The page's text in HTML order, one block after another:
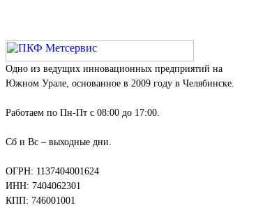
Одно из ведущих инновационных предприятий на
Южном Урале, основанное в 2009 году в Челябинске.
Работаем по Пн-Пт с 08:00 до 17:00.
Сб и Вс – выходные дни.
ОГРН: 1137404001624
ИНН: 7404062301
КПП: 746001001